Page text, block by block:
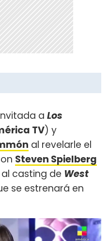
a Los
TV) y
al revelarle el
Steven Spielberg
casting de West
se estrenará en